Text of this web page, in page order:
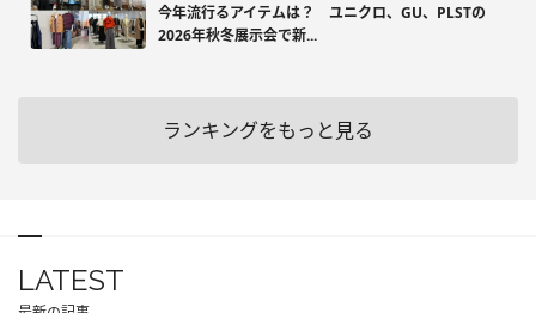
今年流行るアイテムは？ ユニクロ、GU、PLSTの
2026年秋冬展示会で新...
ランキングをもっと見る
LATEST